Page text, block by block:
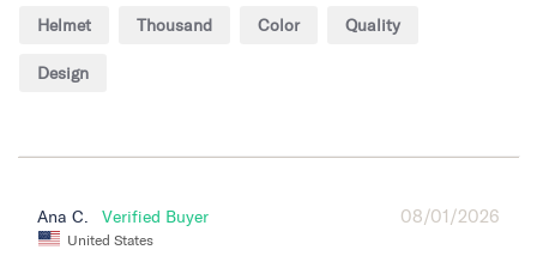
Helmet Thousand Color Quality
Design
08/01/2026
Ana C.
United States